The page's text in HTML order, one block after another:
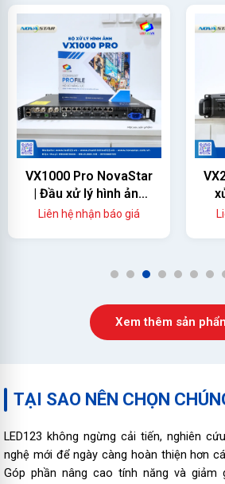
VX1000 Pro NovaStar
| Đầu xử lý hình ảnh
màn hình led
Liên hệ nhận báo giá
1 2 3 4 5 6 7
Xem thêm sản
TẠI SAO NÊN CHỌN
LED123 không ngừng cải tiến, nghiên
nghệ mới để ngày càng hoàn thiện hơn
Góp phần nâng cao tính năng và giảm